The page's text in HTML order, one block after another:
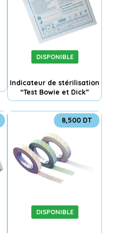
DISPONIBLE
Indicateur de stérilisation
“Test Bowie et Dick”
DISPONIBLE
8,500 DT